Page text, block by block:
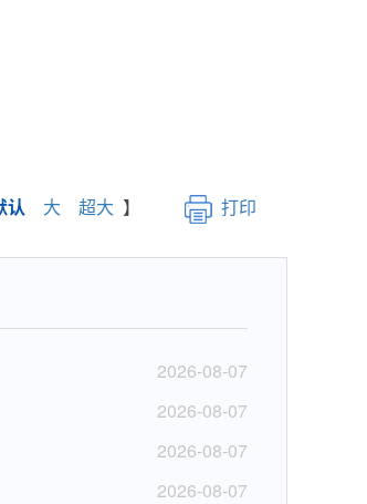
认 大 超大 】 打印
2026-08-07
2026-08-07
2026-08-07
2026-08-07